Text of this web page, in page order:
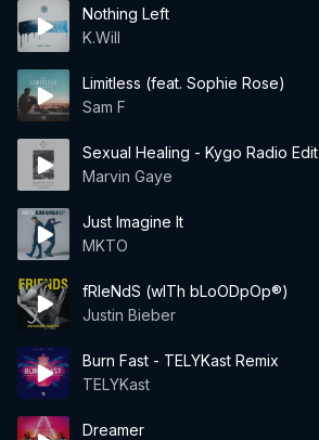
Nothing Left
K.Will
Limitless (feat. Sophie Rose)
Sam F
Sexual Healing - Kygo Radio Edit
Marvin Gaye
Just Imagine It
MKTO
fRIeNdS (wITh bLoODpOp®)
Justin Bieber
Burn Fast - TELYKast Remix
TELYKast
Dreamer